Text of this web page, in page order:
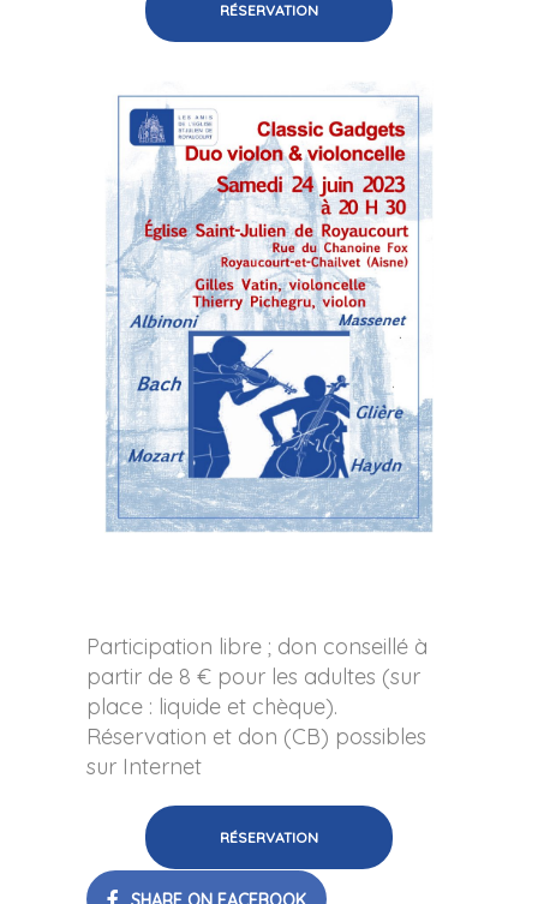
RÉSERVATION
Participation libre ; don conseillé à
partir de 8 € pour les adultes (sur
place : liquide et chèque).
Réservation et don (CB) possibles
sur Internet
RÉSERVATION